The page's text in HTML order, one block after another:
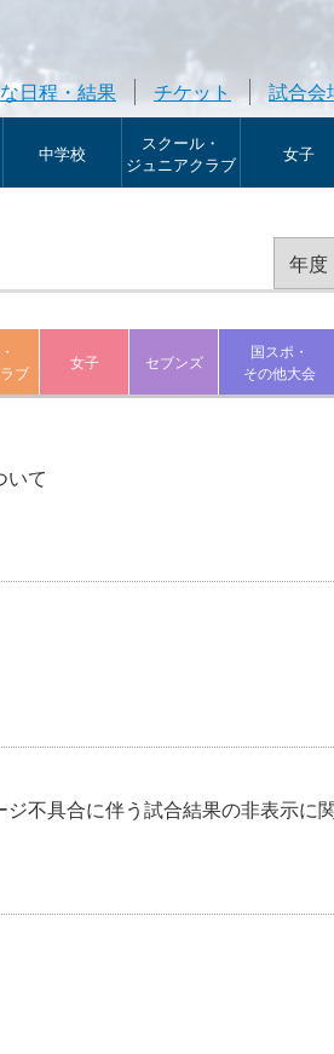
日程・結果 チケット 試合会
中学校
スクール・
ジュニアクラブ
女子
ブ
女子 セブンズ
国スポ・
その他大会
いて
不具合に伴う試合結果の非表示に